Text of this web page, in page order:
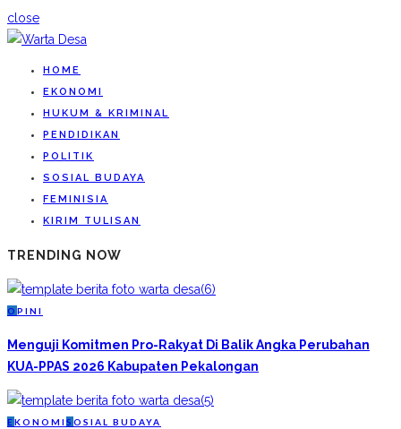
close
HOME
EKONOMI
HUKUM & KRIMINAL
PENDIDIKAN
POLITIK
SOSIAL BUDAYA
FEMINISIA
KIRIM TULISAN
TRENDING NOW
O PINI
Menguji Komitmen Pro-Rakyat Di Balik Angka Perubahan
KUA-PPAS 2026 Kabupaten Pekalongan
EKONOMI S OSIAL BUDAYA